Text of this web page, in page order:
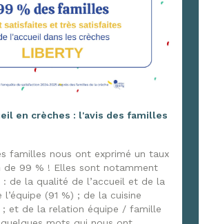
en crèches : l'avis des familles
familles nous ont exprimé un taux
de 99 % ! Elles sont notamment
de la qualité de l’accueil et de la
(91 %) ; de la cuisine
; et de la relation équipe / famille